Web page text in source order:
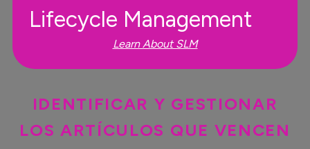
Lifecycle Management
Learn About SLM
IDENTIFICAR Y GESTIONAR
LOS ARTÍCULOS QUE VENCEN